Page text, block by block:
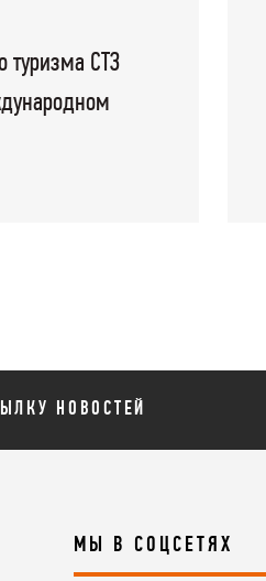
туризма СТЗ
НОВОСТЕЙ
МЫ В СОЦСЕТЯХ